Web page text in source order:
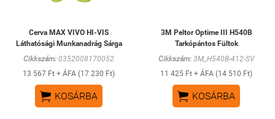
Cerva MAX VIVO HI-VIS
Láthatósági Munkanadrág Sárga
Cikkszám: 0352008170052
13 567 Ft + ÁFA (17 230 Ft)
 KOSÁRBA
3M Peltor Optime III H540B
Tarkópántos Fültok
Cikkszám: 3M_H540B-412-SV
11 425 Ft + ÁFA (14 510 Ft)
 KOSÁRBA